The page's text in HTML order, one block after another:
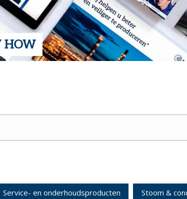
HOW
Service- en onderhoudsproducten Stoom &